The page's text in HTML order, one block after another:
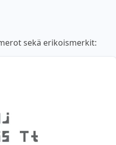
sekä erikoismerkit: